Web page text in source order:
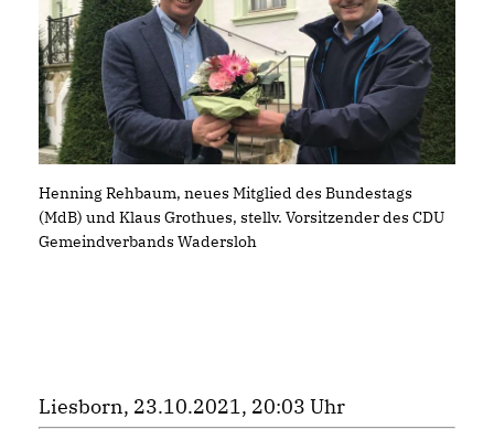
Henning Rehbaum, neues Mitglied des Bundestags
(MdB) und Klaus Grothues, stellv. Vorsitzender des CDU
Gemeindverbands Wadersloh
Liesborn, 23.10.2021, 20:03 Uhr